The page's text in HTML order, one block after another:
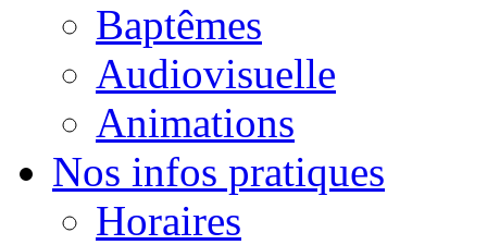
Baptêmes
Audiovisuelle
Animations
Nos infos pratiques
Horaires